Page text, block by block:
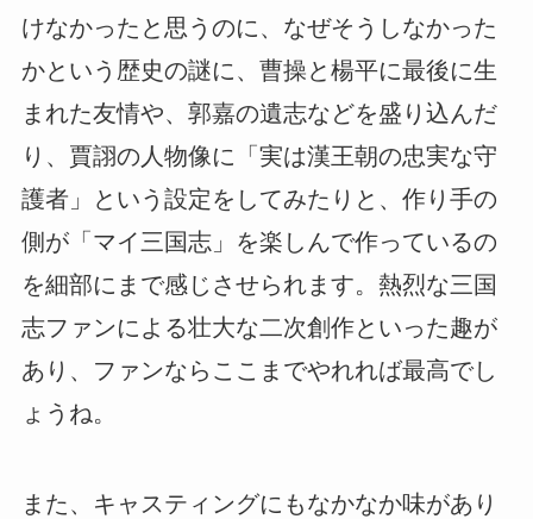
けなかったと思うのに、なぜそうしなかった
かという歴史の謎に、曹操と楊平に最後に生
まれた友情や、郭嘉の遺志などを盛り込んだ
り、賈詡の人物像に「実は漢王朝の忠実な守
護者」という設定をしてみたりと、作り手の
側が「マイ三国志」を楽しんで作っているの
を細部にまで感じさせられます。熱烈な三国
志ファンによる壮大な二次創作といった趣が
あり、ファンならここまでやれれば最高でし
ょうね。
また、キャスティングにもなかなか味があり